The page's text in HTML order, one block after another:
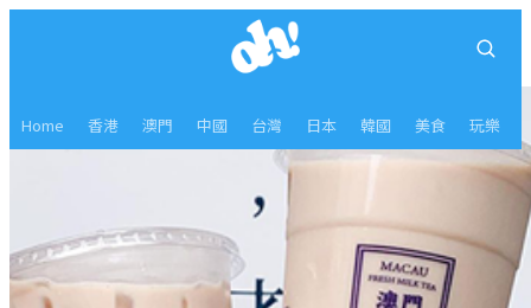
Home 香港 澳門 中國 台灣 日本 韓國 美食 玩樂